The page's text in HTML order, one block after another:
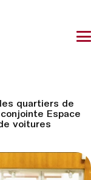
quartiers de
Espace
voitures